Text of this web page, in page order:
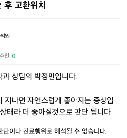
후 고환위치
원
천 0
상담의 박정민입니다.
지나면 자연스럽게 좋아지는 증상입
태라 더 좋아질것으로 판단 됩니다
이나 진료행위로 해석될 수 없습니다.